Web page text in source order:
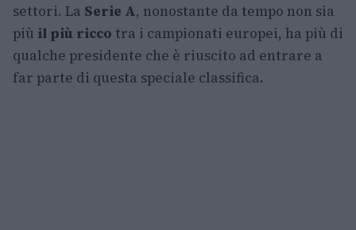
settori. La Serie A, nonostante da tempo non sia
più il più ricco tra i campionati europei, ha più di
qualche presidente che è riuscito ad entrare a
far parte di questa speciale classifica.